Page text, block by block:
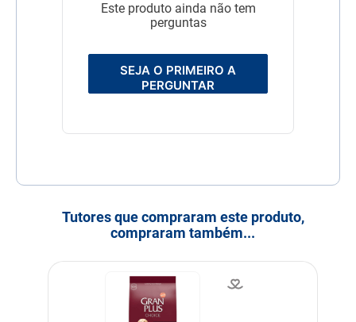
Este produto ainda não tem
perguntas
SEJA O PRIMEIRO A
PERGUNTAR
Tutores que compraram este produto,
compraram também...